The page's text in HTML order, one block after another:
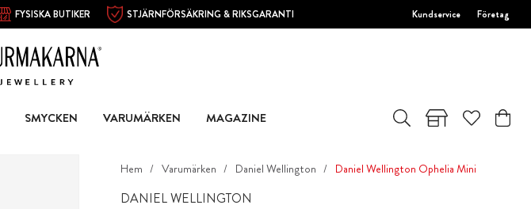
FYSISKA BUTIKER STJÄRNFÖRSÄKRING & RIKSGARANTI Kundservice Företag
SMYCKEN VARUMÄRKEN MAGAZINE
Hem Varumärken Daniel Wellington Daniel Wellington Ophelia Mini
DANIEL WELLINGTON